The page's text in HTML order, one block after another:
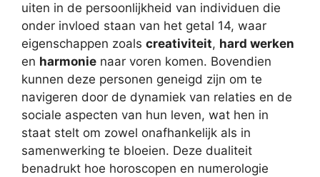
uiten in de persoonlijkheid van individuen die
onder invloed staan van het getal 14, waar
eigenschappen zoals creativiteit, hard werken
en harmonie naar voren komen. Bovendien
kunnen deze personen geneigd zijn om te
navigeren door de dynamiek van relaties en de
sociale aspecten van hun leven, wat hen in
staat stelt om zowel onafhankelijk als in
samenwerking te bloeien. Deze dualiteit
benadrukt hoe horoscopen en numerologie